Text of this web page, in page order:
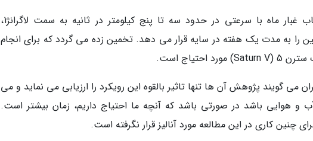
پژوهشگران به این نتیجه رسیدند که پرتاب غبار ماه با سرعتی در حدود سه تا پنج کیلومتر در ثانیه به سمت لاگرانژ1،
را به مدت یک هفته در سایه قرار می دهد. تخمین زده می گردد که برای انجام
می گویند پژوهش آن ها تنها تاثیر بالقوه این رویکرد را ارزیابی می نماید و می
و هوایی باشد در صورتی باشد که آنچه ما احتیاج داریم، زمان بیشتر است.
چنین کاری در این مطالعه مورد آنالیز قرار نگرفته است.